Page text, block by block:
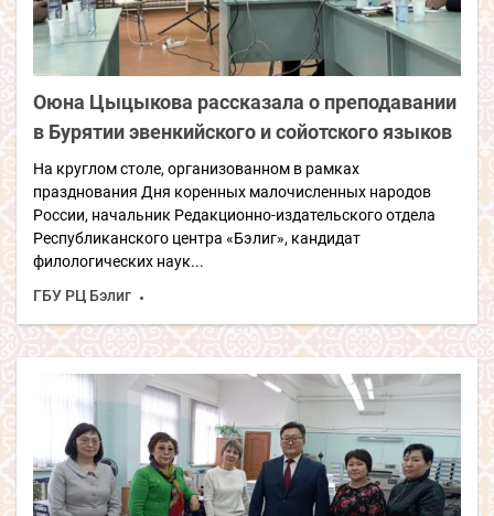
Оюна Цыцыкова рассказала о преподавании
в Бурятии эвенкийского и сойотского языков
На круглом столе, организованном в рамках
празднования Дня коренных малочисленных народов
России, начальник Редакционно-издательского отдела
Республиканского центра «Бэлиг», кандидат
филологических наук...
ГБУ РЦ Бэлиг